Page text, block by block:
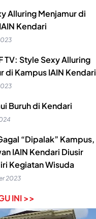
Alluring Menjamur di
Kendari
TV: Style Sexy Alluring
di Kampus IAIN Kendari
Buruh di Kendari
“Dipalak” Kampus,
IAIN Kendari Diusir
Kegiatan Wisuda
2023
INI >>